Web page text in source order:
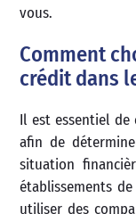
vous.
Comment
crédit dans
Il est essentiel de
afin de
situation
établissements
utiliser des